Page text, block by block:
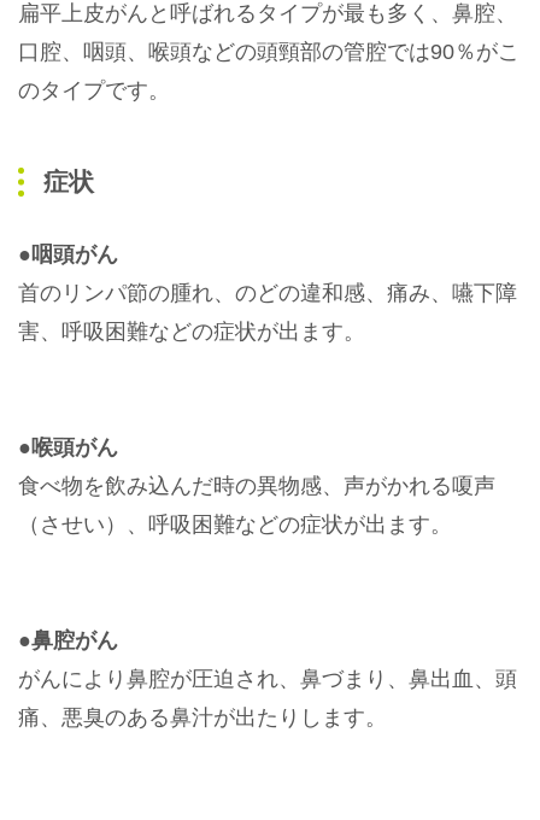
扁平上皮がんと呼ばれるタイプが最も多く、鼻腔、
口腔、咽頭、喉頭などの頭頸部の管腔では90％がこ
のタイプです。
症状
●咽頭がん
首のリンパ節の腫れ、のどの違和感、痛み、嚥下障
害、呼吸困難などの症状が出ます。
●喉頭がん
食べ物を飲み込んだ時の異物感、声がかれる嗄声
（させい）、呼吸困難などの症状が出ます。
●鼻腔がん
がんにより鼻腔が圧迫され、鼻づまり、鼻出血、頭
痛、悪臭のある鼻汁が出たりします。